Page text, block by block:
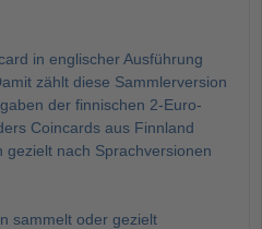
in englischer Ausführung
zählt diese Sammlerversion
der finnischen 2-Euro-
Coincards aus Finnland
nach Sprachversionen
sammelt oder gezielt